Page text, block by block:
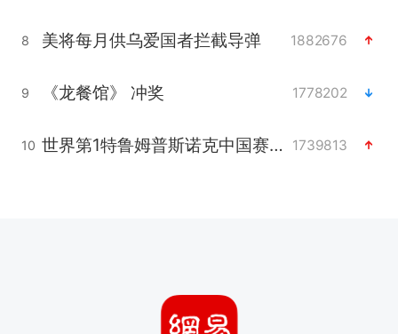
8 美将每月供乌爱国者拦截导弹 1882676
9 《龙餐馆》 冲奖 1778202
10 世界第1特鲁姆普斯诺克中国赛一轮游 1739813